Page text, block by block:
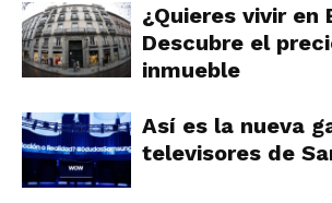
¿Quieres vivir en
Descubre el
inmueble
Así es la nueva
televisores de